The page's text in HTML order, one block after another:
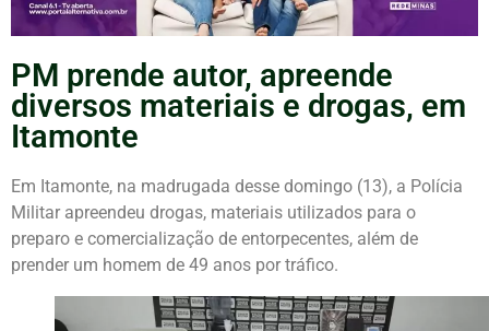
PM prende autor, apreende
diversos materiais e drogas, em
Itamonte
Em Itamonte, na madrugada desse domingo (13), a Polícia
Militar apreendeu drogas, materiais utilizados para o
preparo e comercialização de entorpecentes, além de
prender um homem de 49 anos por tráfico.